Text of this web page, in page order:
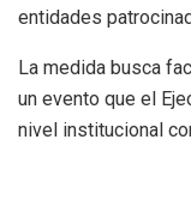
entidades
La medida busca
un evento que el
nivel institucional